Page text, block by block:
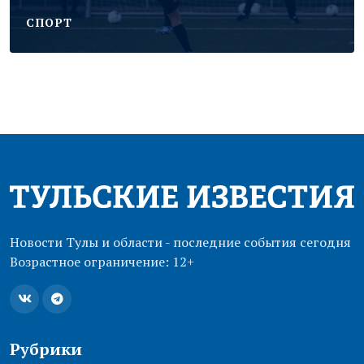
CПОРТ
Новости Тулы и области - последние события сегодня
Возрастное ограничение: 12+
Рубрики